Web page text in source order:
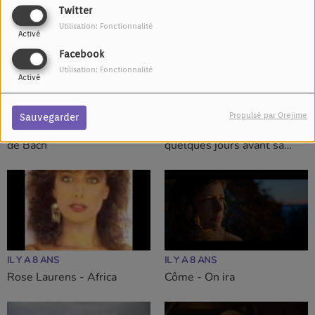
Twitter
Activé
Utilisation: Fonctionnalité
Facebook
Activé
Utilisation: Fonctionnalité
Sauvegarder Propulsé par Orejime
Wiedersehen)
IL Y A 8 ANS
Maurane - Sur un prélude
de Bach
quelques jours avant sa
IL Y A 8 ANS
Rose Laurens - Africa
IL Y A 8 ANS
Côme - On ira